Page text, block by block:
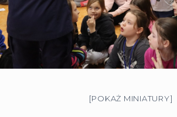
[POKAŻ MINIATURY]